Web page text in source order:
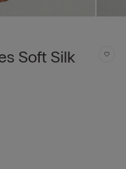
Soft Silk